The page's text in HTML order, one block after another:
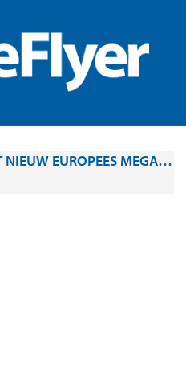
POLEN BOUWT NIEUW EUROPEES MEGA-AIRPORT: PORT POLSKA